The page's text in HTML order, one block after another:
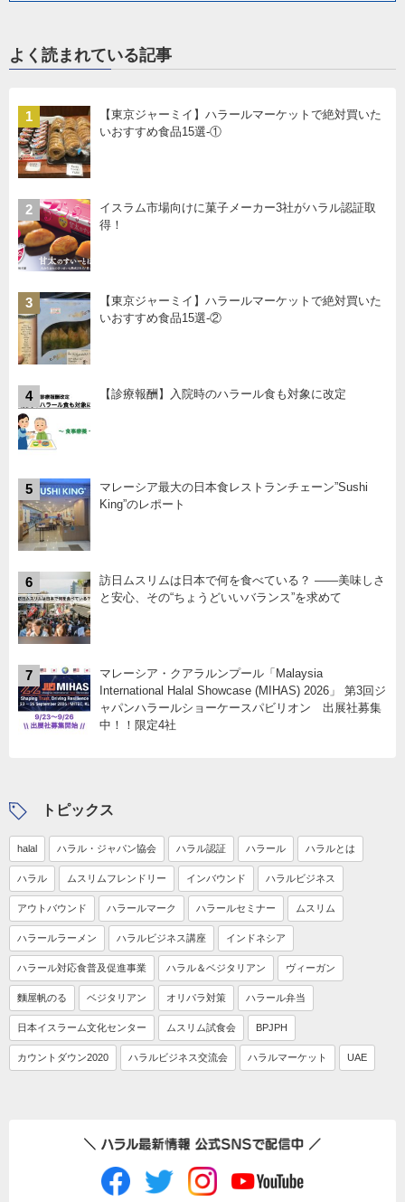
よく読まれている記事
1
【東京ジャーミイ】ハラールマーケットで絶対買いた
いおすすめ食品15選-①
2
イスラム市場向けに菓子メーカー3社がハラル認証取
得！
3
【東京ジャーミイ】ハラールマーケットで絶対買いた
いおすすめ食品15選-②
4 【診療報酬】入院時のハラール食も対象に改定
5
マレーシア最大の日本食レストランチェーン”Sushi
King”のレポート
6
訪日ムスリムは日本で何を食べている？ ――美味しさ
と安心、その“ちょうどいいバランス”を求めて
7
マレーシア・クアラルンプール「Malaysia
International Halal Showcase (MIHAS) 2026」 第3回ジ
ャパンハラールショーケースパビリオン 出展社募集
中！！限定4社
トピックス
halal ハラル・ジャパン協会 ハラル認証 ハラール ハラルとは
ハラル ムスリムフレンドリー インバウンド ハラルビジネス
アウトバウンド ハラールマーク ハラールセミナー ムスリム
ハラールラーメン ハラルビジネス講座 インドネシア
ハラール対応食普及促進事業 ハラル＆ベジタリアン ヴィーガン
麵屋帆のる ベジタリアン オリパラ対策 ハラール弁当
日本イスラーム文化センター ムスリム試食会 BPJPH
カウントダウン2020 ハラルビジネス交流会 ハラルマーケット UAE